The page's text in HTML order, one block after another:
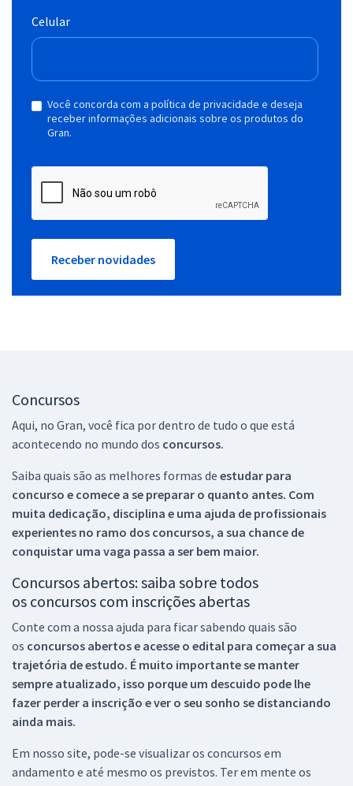
Celular
Você concorda com a política de privacidade e deseja
receber informações adicionais sobre os produtos do
Gran.
Receber novidades
Concursos
Aqui, no Gran, você fica por dentro de tudo o que está
acontecendo no mundo dos concursos.
Saiba quais são as melhores formas de estudar para
concurso e comece a se preparar o quanto antes. Com
muita dedicação, disciplina e uma ajuda de profissionais
experientes no ramo dos concursos, a sua chance de
conquistar uma vaga passa a ser bem maior.
Concursos abertos: saiba sobre todos
os concursos com inscrições abertas
Conte com a nossa ajuda para ficar sabendo quais são
os concursos abertos e acesse o edital para começar a sua
trajetória de estudo. É muito importante se manter
sempre atualizado, isso porque um descuido pode lhe
fazer perder a inscrição e ver o seu sonho se distanciando
ainda mais.
Em nosso site, pode-se visualizar os concursos em
andamento e até mesmo os previstos. Ter em mente os